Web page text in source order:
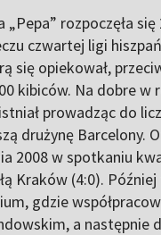
rozpoczęła się
czwartej ligi
się opiekował,
kibiców. Na dobre w
prowadząc do
drużynę Barcelony.
2008 w spotkaniu
Kraków (4:0).
gdzie
a następnie